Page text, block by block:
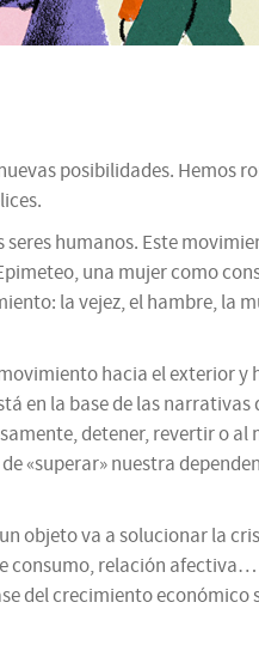
posibilidades. Hemos
humanos. Este
una mujer como
la vejez, el hambre, la
hacia el exterior y
en la base de las
detener, revertir o
nuestra
objeto va a solucionar la
consumo, relación
del crecimiento económico